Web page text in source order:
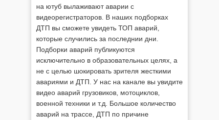
на ютуб вылаживают аварии с
видеорегистраторов. В наших подборках
ДТП вы сможете увидеть ТОП аварий,
которые случились за последнии дни.
Подборки аварий публикуются
исключительно в образовательных целях, а
не с целью шокировать зрителя жесткими
авариями и ДТП. У нас на канале вы увидите
видео аварий грузовиков, мотоциклов,
военной техники и т.д. Большое количество
аварий на трассе, ДТП по причине